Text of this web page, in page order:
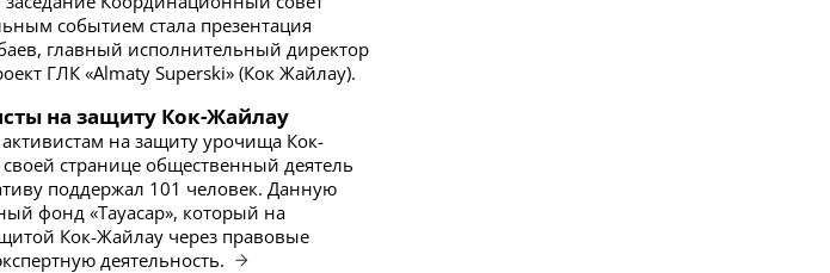
событием стала презентация
главный исполнительный директор
ГЛК «Almaty Superski» (Кок Жайлау).
на защиту Кок-Жайлау
на защиту урочища Кок-
странице общественный деятель
поддержал 101 человек. Данную
фонд «Тауасар», который на
Кок-Жайлау через правовые
деятельность.